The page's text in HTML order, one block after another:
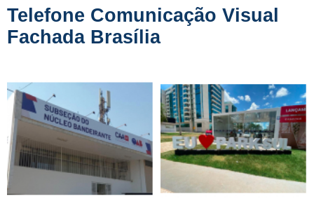
Telefone Comunicação Visual
Fachada Brasília